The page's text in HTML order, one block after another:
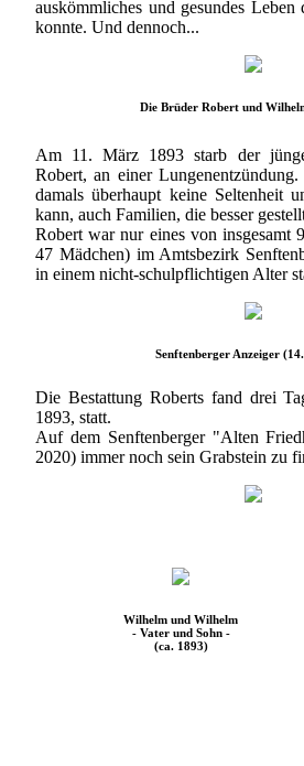
auskömmliches und gesundes Leben
konnte. Und dennoch...
Die Brüder Robert und
Am 11. März 1893 starb der
Robert, an einer
damals überhaupt keine Seltenheit
kann, auch Familien, die besser
Robert war nur eines von insgesamt
47 Mädchen) im Amtsbezirk
in einem nicht-schulpflichtigen Alter
Senftenberger Anzeiger
Die Bestattung Roberts fand drei
1893, statt.
Auf dem Senftenberger "Alten
2020) immer noch sein Grabstein zu
Wilhelm und Wilhelm
- Vater und Sohn -
(ca. 1893)